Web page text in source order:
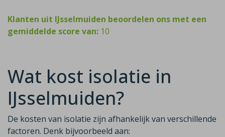
Klanten uit IJsselmuiden beoordelen ons met een
gemiddelde score van: 10
Wat kost isolatie in
IJsselmuiden?
De kosten van isolatie zijn afhankelijk van verschillende
factoren. Denk bijvoorbeeld aan: